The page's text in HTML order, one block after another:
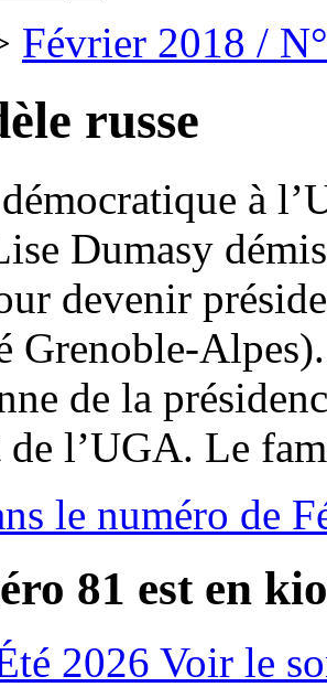
Février 2018 /
russe
à
Dumasy
devenir
Grenoble-
de la
de l’UGA. Le
le numéro de
81 est en
2026 Voir le